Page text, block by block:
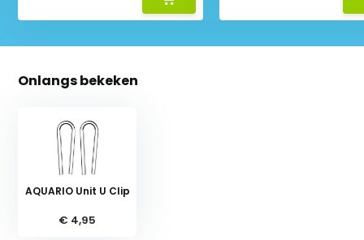
Onlangs bekeken
AQUARIO Unit U Clip
€ 4,95